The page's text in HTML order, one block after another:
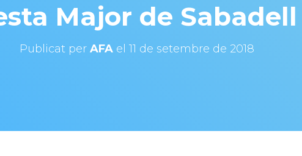
Major de Sabadell
Publicat per AFA el 11 de setembre de 2018